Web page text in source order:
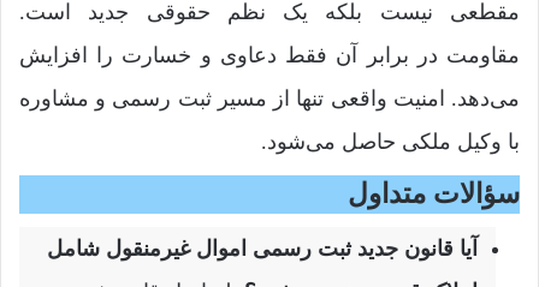
مقطعی نیست بلکه یک نظم حقوقی جدید است.
مقاومت در برابر آن فقط دعاوی و خسارت را افزایش
می‌دهد. امنیت واقعی تنها از مسیر ثبت رسمی و مشاوره
با وکیل ملکی حاصل می‌شود.
سؤالات متداول
آیا قانون جدید ثبت رسمی اموال غیرمنقول شامل